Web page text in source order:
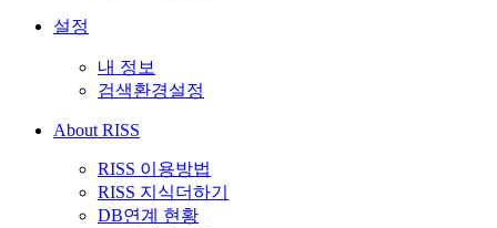
설정
내 정보
검색환경설정
About RISS
RISS 이용방법
RISS 지식더하기
DB연계 현황